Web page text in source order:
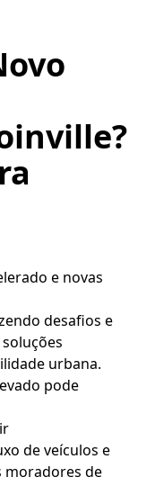
e novas
desafios e
urbana.
pode
de veículos e
moradores de